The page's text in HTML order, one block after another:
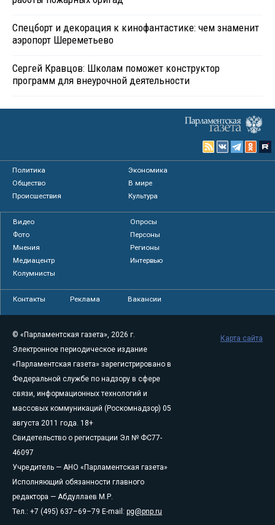
Спецборт и декорация к кинофантастике: чем знаменит
аэропорт Шереметьево
Сергей Кравцов: Школам поможет конструктор
программ для внеурочной деятельности
Политика
Экономика
Общество
В мире
Происшествия
Культура
Видео
Опросы
Фото
Персоны
Мнения
Регионы
Медиацентр
Интервью
Колумнисты
Контакты Реклама Вакансии
© «Парламентская газета», 2026 г.
Электронное периодическое издание
«Парламентская газета» зарегистрировано в
Федеральной службе по надзору в сфере
связи, информационных технологий и
массовых коммуникаций (Роскомнадзор) 05
августа 2011 года. 18+
Свидетельство о регистрации Эл № ФС77-
46097
Учредитель — АНО «Парламентская газета»
Исполняющий обязанности главного
редактора — Абдуллаев М.Р.
Тел.: +7 (495) 637–69–79 E-mail: pg@pnp.ru
Карта сайта